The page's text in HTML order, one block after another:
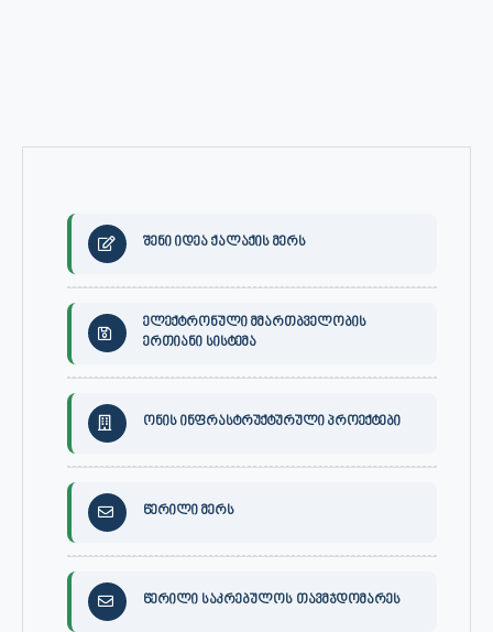
შენი იდეა ქალაქის მერს
ელექტრონული მმართბველობის
ერთიანი სისტემა
ონის ინფრასტრუქტურული პროექტები
წერილი მერს
წერილი საკრებულოს თავმჯდომარეს